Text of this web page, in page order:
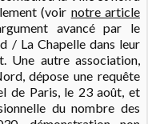
(voir notre article
avancé par le
/ La Chapelle dans leur
Une autre association,
dépose une requête
de Paris, le 23 août, et
du nombre des